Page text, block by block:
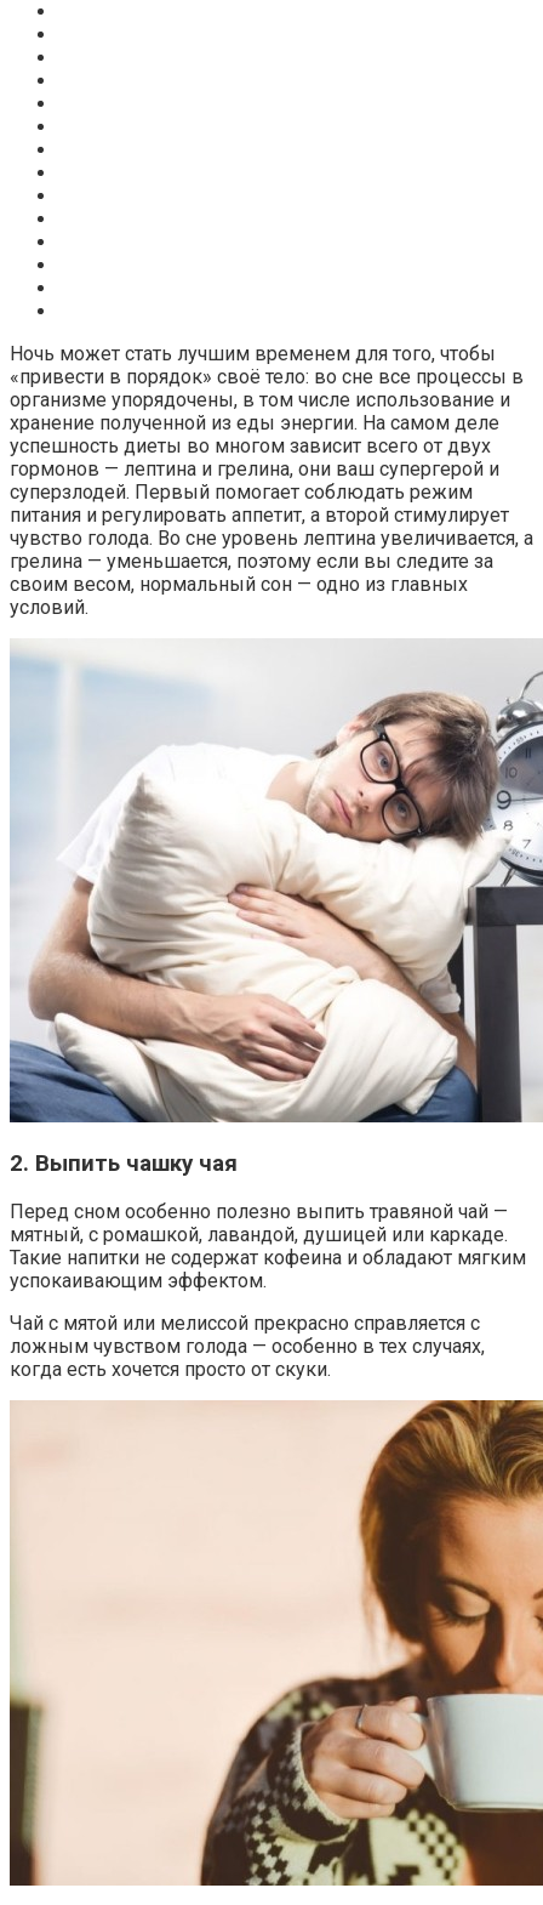
Ночь может стать лучшим временем для того, чтобы
«привести в порядок» своё тело: во сне все процессы в
организме упорядочены, в том числе использование и
хранение полученной из еды энергии. На самом деле
успешность диеты во многом зависит всего от двух
гормонов — лептина и грелина, они ваш супергерой и
суперзлодей. Первый помогает соблюдать режим
питания и регулировать аппетит, а второй стимулирует
чувство голода. Во сне уровень лептина увеличивается, а
грелина — уменьшается, поэтому если вы следите за
своим весом, нормальный сон — одно из главных
условий.
2. Выпить чашку чая
Перед сном особенно полезно выпить травяной чай —
мятный, с ромашкой, лавандой, душицей или каркаде.
Такие напитки не содержат кофеина и обладают мягким
успокаивающим эффектом.
Чай с мятой или мелиссой прекрасно справляется с
ложным чувством голода — особенно в тех случаях,
когда есть хочется просто от скуки.